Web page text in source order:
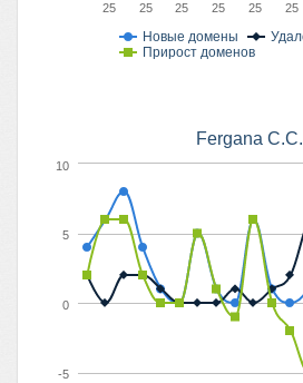
Новые домены
Прирост доменов
25
25
25
25
25
25
Fergana C.C.
-5
0
5
10